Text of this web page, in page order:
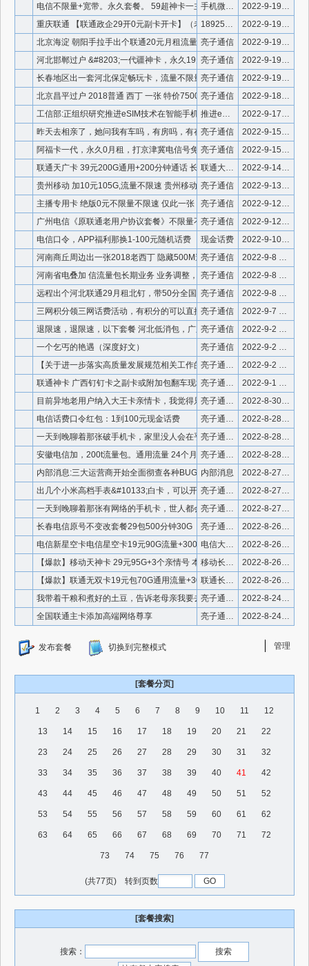
电信不限量+宽带。永久套餐。 59超神卡一主两副三张卡 50
重庆联通 【联通政企29开0元副卡开卡】（老套餐加副卡）低套
北京海淀 朝阳手拉手出个联通20元月租流量费包月，上网3g4
亮子通信
河北邯郸过户 &#8203;一代疆神卡，永久19元全亮子通信
长春地区出一套河北保定畅玩卡，流量不限量，40g后限速7.2
亮子通信
北京昌平过户 2018普通 西丁 一张 特价7500 亮子通信
工信部:正组织研究推进eSIM技术在智能手机等设备上的应用
昨天去相亲了，她问我有车吗，有房吗，有存款吗？我说这些我都没
亮子通信
阿福卡一代，永久0月租，打京津冀电信号免费，打移动联通一毛，
亮子通信
联通天广卡 39元200G通用+200分钟通话 长期流量
贵州移动 加10元105G,流量不限速 贵州移动所有套餐均
亮子通信
主播专用卡 绝版0元不限量不限速 仅此一张，还价勿扰 出个
亮子通信
广州电信《原联通老用户协议套餐》不限量不限速亮子通信
电信口令，APP福利那换1-100元随机话费
现金话费
河南商丘周边出一张2018老西丁 隐藏500M速率支持，远程
亮子通信
河南省电叠加 信流量包长期业务 业务调整，代理及客户重新询价
亮子通信
远程出个河北联通29月租北钉，带50分全国通话，上网官方正规
亮子通信
三网积分领三网话费活动，有积分的可以直接兑换即可，没积分的换
亮子通信
退限速，退限速，以下套餐 河北低消包，广东ocs无限量 全国
亮子通信
一个乞丐的艳遇（深度好文）
亮子通信
【关于进一步落实高质量发展规范相关工作的通知】
联通神卡 广西钉钉卡之副卡或附加包翻车现场
目前异地老用户纳入大王卡亲情卡，我觉得只有携号入网可以操作，
电信话费口令红包：1到100元现金话费
一天到晚聊着那张破手机卡，家里没人会在乎你的流量卡多牛逼，你
安徽电信加，200t流量包。通用流量 24个月有效期，不限速
内部消息:三大运营商开始全面彻查各种BUG。内部消息
出几个小米高档手表&#10133;白卡，可以开三网附
一天到晚聊着那张有网络的手机卡，世人都会在乎你的流量卡很牛逼
长春电信原号不变改套餐29包500分钟30G
电信新星空卡电信星空卡19元90G流量+300分钟【王者归来
【爆款】移动天神卡 29元95G+3个亲情号 本地归属地
【爆款】联通无双卡19元包70G通用流量+30G定向流量+通
我带着干粮和煮好的土豆，告诉老母亲我要去外出打拼一番
全国联通主卡添加高端网络尊享
发布套餐 切换到完整模式 管理
[套餐分页]
1 2 3 4 5 6 7 8 9 10 11 12
13 14 15 16 17 18 19 20 21 22
23 24 25 26 27 28 29 30 31 32
33 34 35 36 37 38 39 40 41 42
43 44 45 46 47 48 49 50 51 52
53 54 55 56 57 58 59 60 61 62
63 64 65 66 67 68 69 70 71 72
73 74 75 76 77
(共77页) 转到页数
[套餐搜索]
搜索：